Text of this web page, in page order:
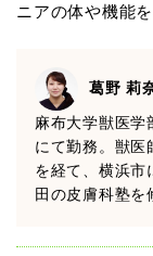
ニアの体や機能
葛野 莉
麻布大学獣医学
にて勤務。獣医
を経て、横浜市
田の皮膚科塾を